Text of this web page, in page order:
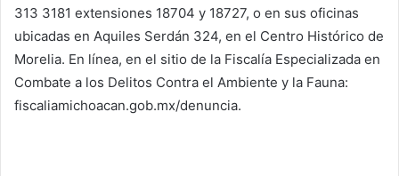
313 3181 extensiones 18704 y 18727, o en sus oficinas
ubicadas en Aquiles Serdán 324, en el Centro Histórico de
Morelia. En línea, en el sitio de la Fiscalía Especializada en
Combate a los Delitos Contra el Ambiente y la Fauna:
fiscaliamichoacan.gob.mx/denuncia.